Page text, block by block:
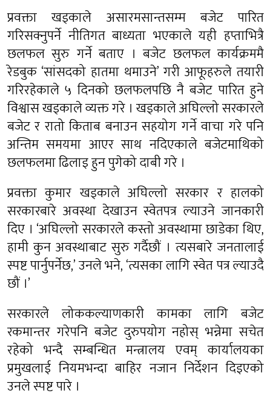
प्रवक्ता खड्काले असारमसान्तसम्म बजेट पारित
गरिसक्नुपर्ने नीतिगत बाध्यता भएकाले यही हप्ताभित्रै
छलफल सुरु गर्ने बताए । बजेट छलफल कार्यक्रममै
रेडबुक ‘सांसदको हातमा थमाउने’ गरी आफूहरुले तयारी
गरिरहेकाले ५ दिनको छलफलपछि नै बजेट पारित हुने
विश्वास खड्काले व्यक्त गरे । खड्काले अघिल्लो सरकारले
बजेट र रातो किताब बनाउन सहयोग गर्ने वाचा गरे पनि
अन्तिम समयमा आएर साथ नदिएकाले बजेटमाथिको
छलफलमा ढिलाइ हुन पुगेको दाबी गरे ।
प्रवक्ता कुमार खड्काले अघिल्लो सरकार र हालको
सरकारबारे अवस्था देखाउन स्वेतपत्र ल्याउने जानकारी
दिए । ‘अघिल्लो सरकारले कस्तो अवस्थामा छाडेका थिए,
हामी कुन अवस्थाबाट सुरु गर्दैछौं । त्यसबारे जनतालाई
स्पष्ट पार्नुपर्नेछ,’ उनले भने, ‘त्यसका लागि स्वेत पत्र ल्याउदै
छौं ।’
सरकारले लोककल्याणकारी कामका लागि बजेट
रकमान्तर गरेपनि बजेट दुरुपयोग नहोस् भन्नेमा सचेत
रहेको भन्दै सम्बन्धित मन्त्रालय एवम् कार्यालयका
प्रमुखलाई नियमभन्दा बाहिर नजान निर्देशन दिइएको
उनले स्पष्ट पारे ।